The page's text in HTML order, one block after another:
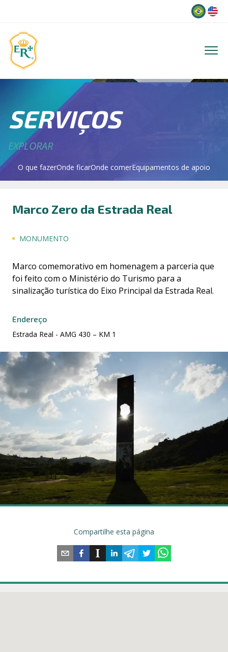
SERVIÇOS
EXPLORAR
O que fazerOnde ficarOnde comerEquipamentos de apoio
Marco Zero da Estrada Real
MONUMENTO
Marco comemorativo em homenagem a parceria que
foi feito com o Ministério do Turismo para a
sinalização turística do Eixo Principal da Estrada Real.
Endereço
Estrada Real - AMG 430 – KM 1
Compartilhe esta página